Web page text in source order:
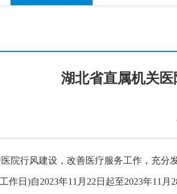
湖北省直属机关
院行风建设，改善医疗服务工作，充
作日)自2023年11月22日起至2023年11